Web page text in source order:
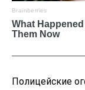
Полицейские